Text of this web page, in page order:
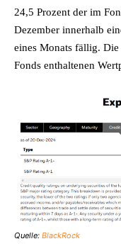
24,5 Prozent der im
Dezember innerhalb
eines Monats fällig.
Fonds enthaltenen
Quelle: BlackRock